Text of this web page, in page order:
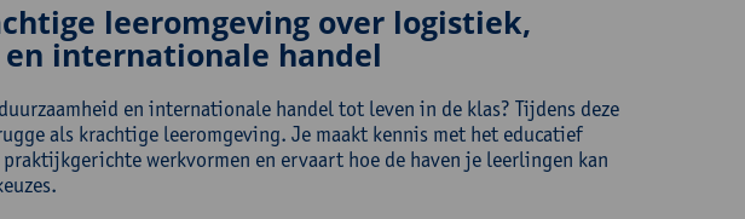
leeromgeving over logistiek,
internationale handel
en internationale handel tot leven in de klas? Tijdens deze
als krachtige leeromgeving. Je maakt kennis met het educatief
werkvormen en ervaart hoe de haven je leerlingen kan